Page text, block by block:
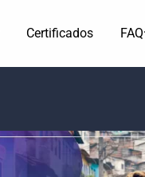
Certificados FAQ